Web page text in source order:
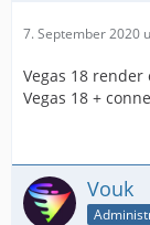
7. September 2020
Vegas 18
Vegas 18 +
Vouk